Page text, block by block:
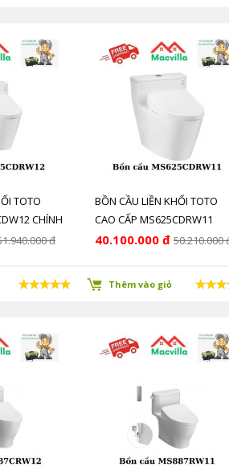
TOTO
CHÍNH
đ
BỒN CẦU LIỀN KHỐI TOTO
CAO CẤP MS625CDRW11
CHÍNH HÃNG GIÁ RẺ
40.100.000 đ 50.210.000
Thêm vào giỏ